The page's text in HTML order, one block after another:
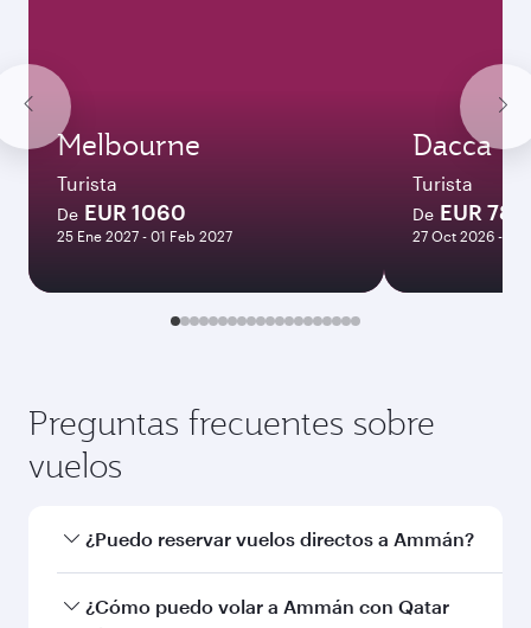
Diciembre
Enero
Buscar vuelos
También podría interesarle...